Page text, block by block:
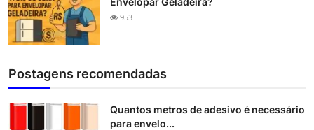
953
Postagens recomendadas
Quantos metros de adesivo é necessário
para envelo...